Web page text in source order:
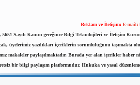
Reklam ve İletişim: E-mail:
5651 Sayılı Kanun gereğince Bilgi Teknolojileri ve İletişim
üyelerimiz yazdıkları içeriklerin sorumluluğunu taşımakta
makaleler paylaşılmaktadır. Burada yer alan içerikler
bir bilgi paylaşım platformudur. Hukuka ve yasal